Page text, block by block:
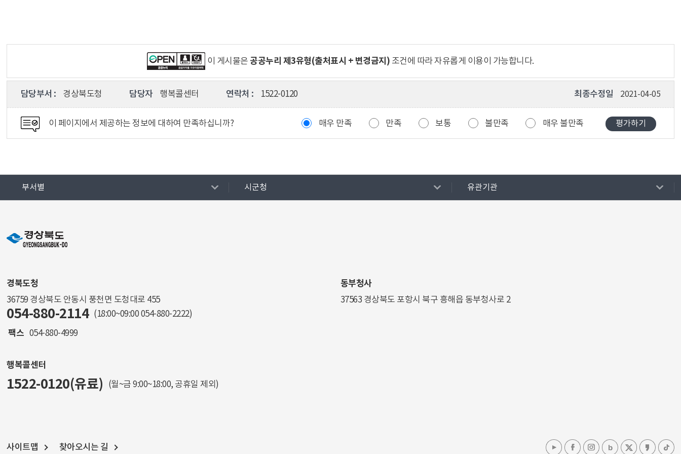
이 게시물은 공공누리 제3유형(출처표시 + 변경금지) 조건에 따라 자유롭게 이용이 가능합니다.
담당부서 : 경상북도청 담당자 행복콜센터 연락처 : 1522-0120 최종수정일 2021-04-05
이 페이지에서 제공하는 정보에 대하여 만족하십니까? 매우 만족 만족 보통 불만족 매우 불만족
부서별 시군청 유관기관
경북도청
36759 경상북도 안동시 풍천면 도청대로 455
054-880-2114 (18:00~09:00 054-880-2222)
팩스 054-880-4999
동부청사
37563 경상북도 포항시 북구 흥해읍 동부청사로 2
행복콜센터
1522-0120(유료) (월~금 9:00~18:00, 공휴일 제외)
사이트맵 찾아오시는 길